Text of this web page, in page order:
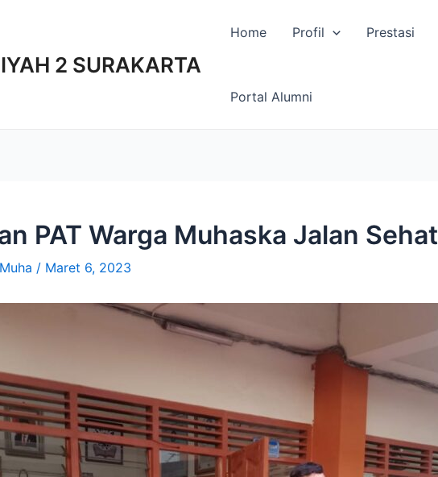
2 SURAKARTA
Home Profil Prestasi
Portal Alumni
PAT Warga Muhaska Jalan Sehat
/ Maret 6, 2023